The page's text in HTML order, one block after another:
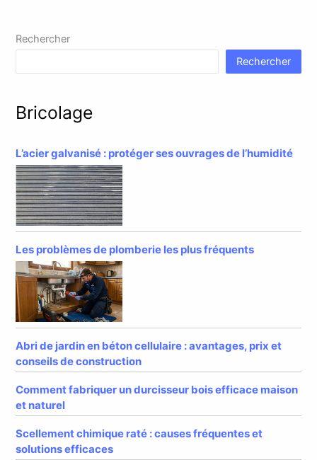
Rechercher
Rechercher
Bricolage
L’acier galvanisé : protéger ses ouvrages de l’humidité
Les problèmes de plomberie les plus fréquents
Abri de jardin en béton cellulaire : avantages, prix et
conseils de construction
Comment fabriquer un durcisseur bois efficace maison
et naturel
Scellement chimique raté : causes fréquentes et
solutions efficaces